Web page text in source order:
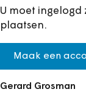
U moet ingelogd
plaatsen.
Maak een
Gerard Grosman